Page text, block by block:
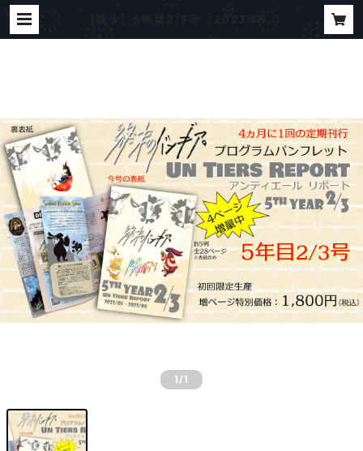
1/1